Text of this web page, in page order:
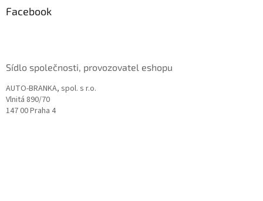
Facebook
Sídlo společnosti, provozovatel eshopu
AUTO-BRANKA, spol. s r.o.
Vlnitá 890/70
147 00 Praha 4